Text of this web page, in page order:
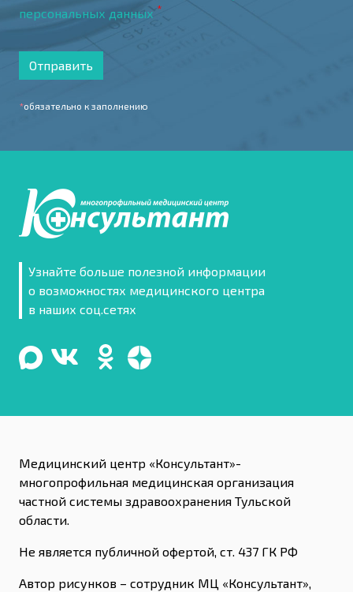
персональных данных *
Отправить
*обязательно к заполнению
Узнайте больше полезной информации
о возможностях медицинского центра
в наших соц.сетях
Медицинский центр «Консультант»-
многопрофильная медицинская организация
частной системы здравоохранения Тульской
области.
Не является публичной офертой, ст. 437 ГК РФ
Автор рисунков – сотрудник МЦ «Консультант»,